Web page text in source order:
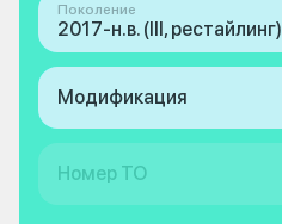
Поколение
2017-н.в. (III, рестайлинг)
Модификация
Номер ТО